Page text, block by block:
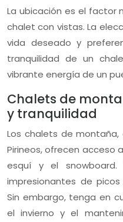
La ubicación es el factor
chalet con vistas. La
vida deseado y
tranquilidad de un
vibrante energía de un
Chalets de
y tranquilidad
Los chalets de
Pirineos, ofrecen acceso
esquí y el
impresionantes de
Sin embargo, tenga en
el invierno y el